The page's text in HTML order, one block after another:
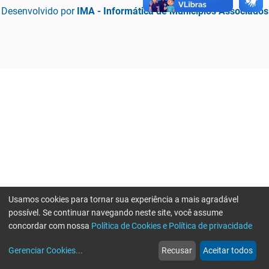
Desenvolvido por IMA - Informática de Municípios Associados
web
Notícias
more_horiz
Mais
Usamos cookies para tornar sua experiência a mais agradável
possível. Se continuar navegando neste site, você assume
concordar com nossa Política de Cookies e Política de privacidade
Gerenciar Cookies... Recusar Aceitar todos
Erro ao enviar informações, por favor tente novamente